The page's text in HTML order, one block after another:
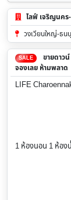
ไลฟ์ เจริญนคร
วงเวียนใหญ่-ธ
SALE
ขายดาว
จองเลย ห้ามพลาด
LIFE
1 ห้องนอน 1 ห้อง